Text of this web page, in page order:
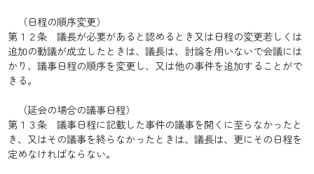
（日程の順序変更）
第１２条 議長が必要があると認めるとき又は日程の変更若しくは
追加の動議が成立したときは、議長は、討論を用いないで会議には
かり、議事日程の順序を変更し、又は他の事件を追加することがで
きる。
（延会の場合の議事日程）
第１３条 議事日程に記載した事件の議事を開くに至らなかったと
き、又はその議事を終らなかったときは、議長は、更にその日程を
定めなければならない。